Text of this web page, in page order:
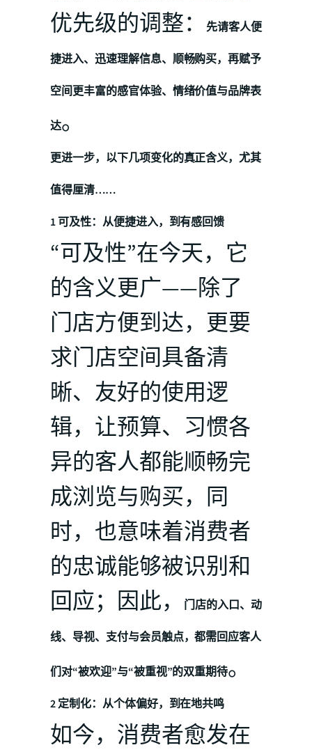
优先级的调整：
先请客人便
捷进入、迅速理解信息、顺畅购买，再赋予
空间更丰富的感官体验、情绪价值与品牌表
达。
更进一步，以下几项变化的真正含义，尤其
值得厘清……
1 可及性：从便捷进入，到有感回馈
“可及性”在今天，它
的含义更广——除了
门店方便到达，更要
求门店空间具备清
晰、友好的使用逻
辑，让预算、习惯各
异的客人都能顺畅完
成浏览与购买，同
时，也意味着消费者
的忠诚能够被识别和
回应；因此，
门店的入口、动
线、导视、支付与会员触点，都需回应客人
们对“被欢迎”与“被重视”的双重期待。
2 定制化：从个体偏好，到在地共鸣
如今，消费者愈发在